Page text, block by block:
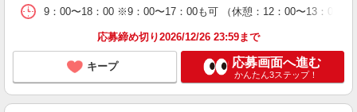
9：00〜18：00 ※9：00〜17：00も可 （休憩：12：00〜13：00）
応募締め切り2026/12/26 23:59まで
キープ 応募画面へ進む
かんたん3ステップ！